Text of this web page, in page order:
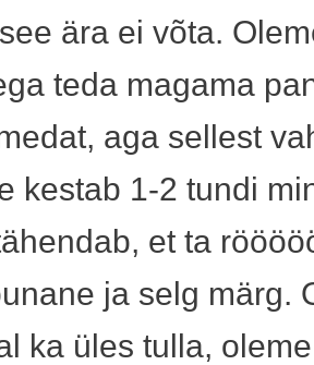
ära ei võta.
teda magama
aga sellest
kestab 1-2 tundi
et ta
ja selg märg.
ka üles tulla,